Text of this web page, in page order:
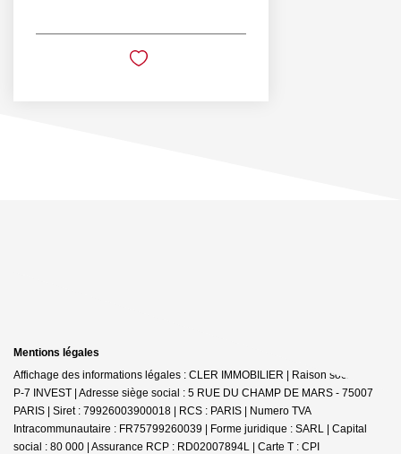
Mentions légales
Affichage des informations légales : CLER IMMOBILIER | Raison sociale : G-
P-7 INVEST | Adresse siège social : 5 RUE DU CHAMP DE MARS - 75007
PARIS | Siret : 79926003900018 | RCS : PARIS | Numero TVA
Intracommunautaire : FR75799260039 | Forme juridique : SARL | Capital
social : 80 000 | Assurance RCP : RD02007894L | Carte T : CPI